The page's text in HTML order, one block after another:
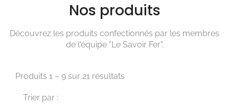
Nos produits
Découvrez les produits confectionnés par les membres
de l'équipe "Le Savoir Fer".
Produits 1 – 9 sur 21 résultats
Trier par :